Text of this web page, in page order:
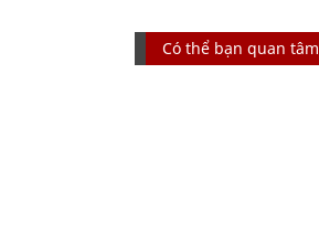
Có thể bạn quan tâm